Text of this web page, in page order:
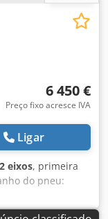
6 450 €
Preço fixo acresce IVA
Ligar
2 eixos, primeira
do pneu:
dos